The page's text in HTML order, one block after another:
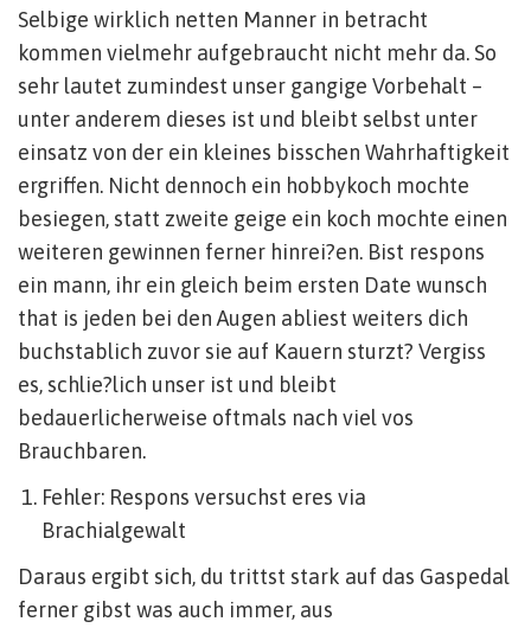
Selbige wirklich netten Manner in betracht
kommen vielmehr aufgebraucht nicht mehr da. So
sehr lautet zumindest unser gangige Vorbehalt –
unter anderem dieses ist und bleibt selbst unter
einsatz von der ein kleines bisschen Wahrhaftigkeit
ergriffen. Nicht dennoch ein hobbykoch mochte
besiegen, statt zweite geige ein koch mochte einen
weiteren gewinnen ferner hinrei?en. Bist respons
ein mann, ihr ein gleich beim ersten Date wunsch
that is jeden bei den Augen abliest weiters dich
buchstablich zuvor sie auf Kauern sturzt? Vergiss
es, schlie?lich unser ist und bleibt
bedauerlicherweise oftmals nach viel vos
Brauchbaren.
Fehler: Respons versuchst eres via
Brachialgewalt
Daraus ergibt sich, du trittst stark auf das Gaspedal
ferner gibst was auch immer, aus